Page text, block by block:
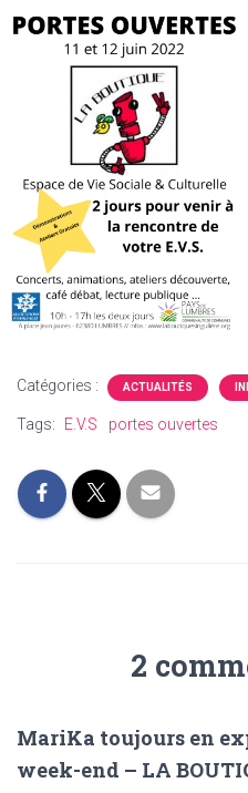
Catégories : ACTUALITÉS
Tags: E.V.S portes ouvertes
2
MariKa toujours en
week-end – LA